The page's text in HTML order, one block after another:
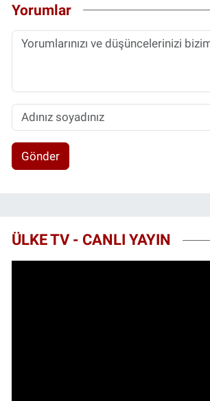
Yorumlar
Gönder
ÜLKE TV - CANLI YAYIN